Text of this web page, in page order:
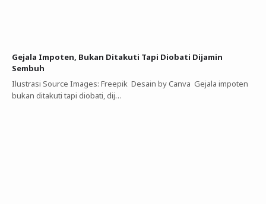
Gejala Impoten, Bukan Ditakuti Tapi Diobati Dijamin
Sembuh
Ilustrasi Source Images: Freepik Desain by Canva Gejala impoten
bukan ditakuti tapi diobati, dij…